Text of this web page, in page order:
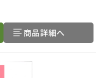
商品詳細へ